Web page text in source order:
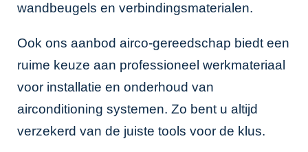
wandbeugels en verbindingsmaterialen.
Ook ons aanbod airco-gereedschap biedt een
ruime keuze aan professioneel werkmateriaal
voor installatie en onderhoud van
airconditioning systemen. Zo bent u altijd
verzekerd van de juiste tools voor de klus.